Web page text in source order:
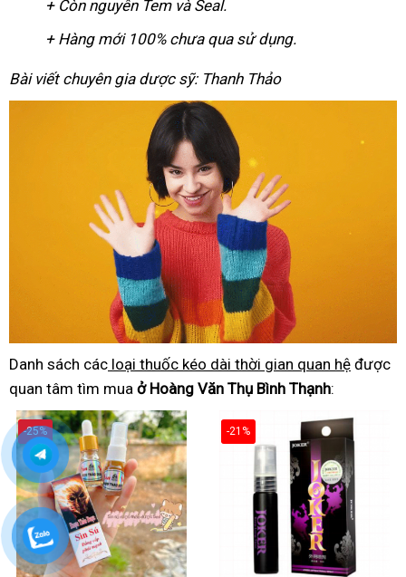
+ Còn nguyên Tem và Seal.
+ Hàng mới 100% chưa qua sử dụng.
Bài viết chuyên gia dược sỹ: Thanh Thảo
Danh sách các loại thuốc kéo dài thời gian quan hệ được
quan tâm tìm mua ở Hoàng Văn Thụ Bình Thạnh:
-25% -21%